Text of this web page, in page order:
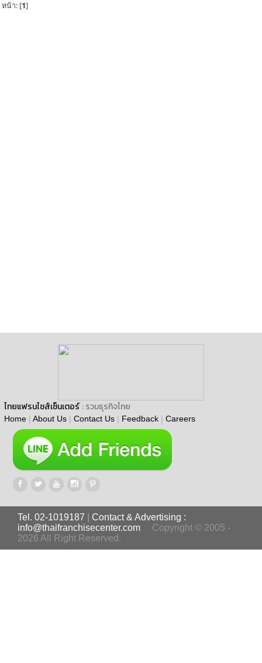
หน้า: [1]
ไทยแฟรนไชส์เซ็นเตอร์ : รวมธุรกิจไทย
Home | About Us | Contact Us | Feedback | Careers
Tel. 02-1019187
Contact & Advertising :
info@thaifranchisecenter.com
Copyright © 2005 -
2026 All Right Reserved.